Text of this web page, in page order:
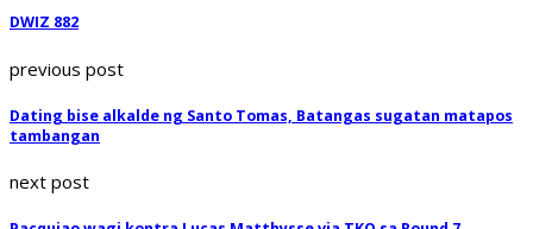
DWIZ 882
previous post
Dating bise alkalde ng Santo Tomas, Batangas sugatan matapos
tambangan
next post